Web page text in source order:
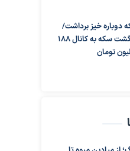
دوباره خیز برداشت/
بازگشت سکه به کانال ۱۸۸
تومان